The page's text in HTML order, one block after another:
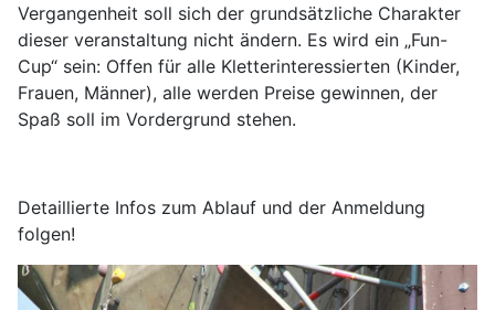
Vergangenheit soll sich der grundsätzliche Charakter
dieser veranstaltung nicht ändern. Es wird ein „Fun-
Cup“ sein: Offen für alle Kletterinteressierten (Kinder,
Frauen, Männer), alle werden Preise gewinnen, der
Spaß soll im Vordergrund stehen.
Detaillierte Infos zum Ablauf und der Anmeldung
folgen!